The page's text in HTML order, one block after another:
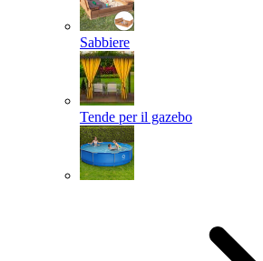
Sabbiere
Tende per il gazebo